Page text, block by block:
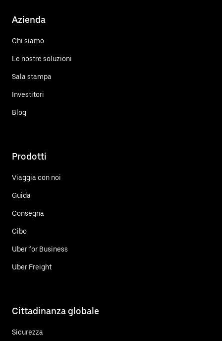
Azienda
Chi siamo
Le nostre soluzioni
Sala stampa
Investitori
Blog
Prodotti
Viaggia con noi
Guida
Consegna
Cibo
Uber for Business
Uber Freight
Cittadinanza globale
Sicurezza